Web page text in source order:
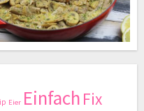
Eier Einfach Fix